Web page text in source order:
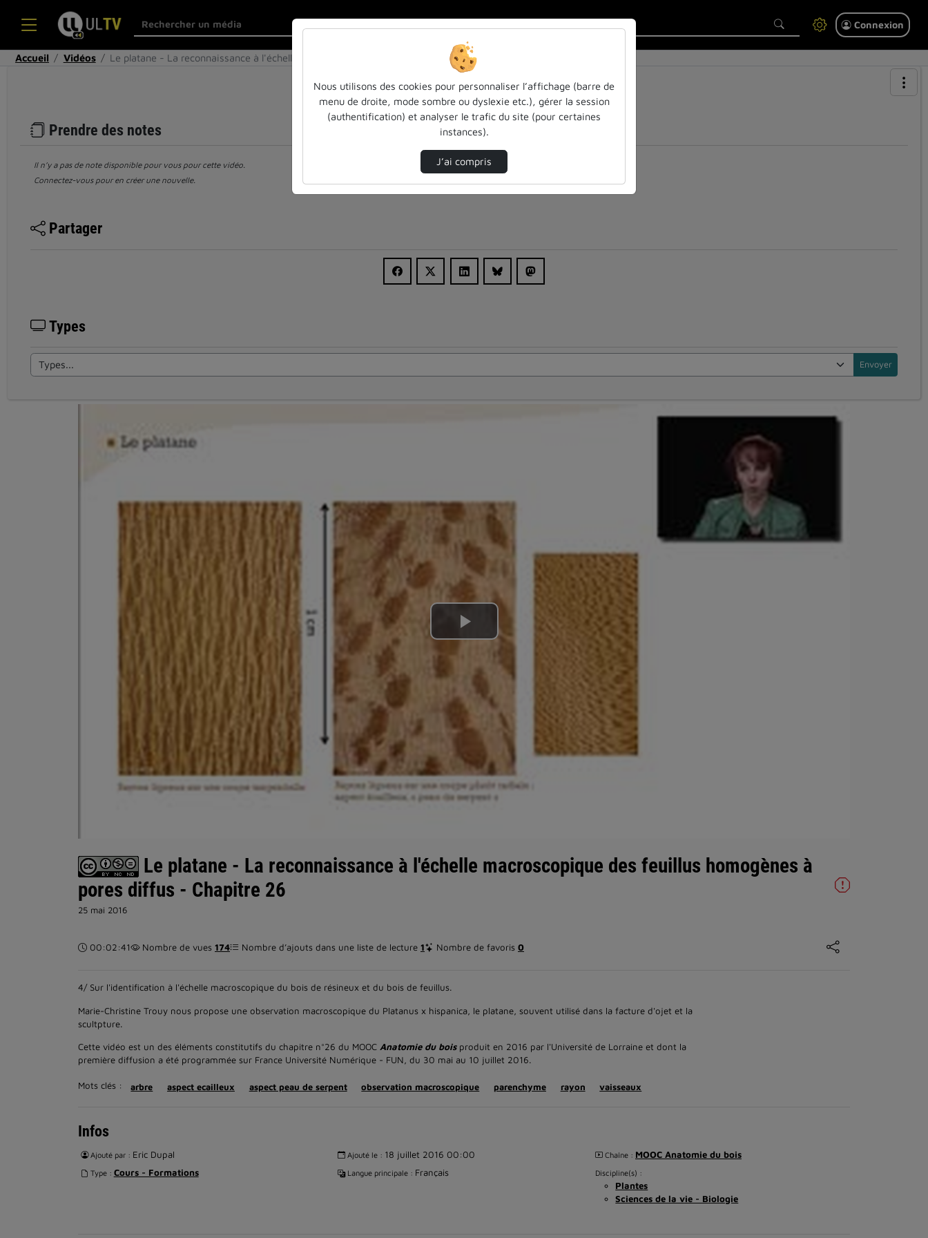
Connexion
Accueil Vidéos Le platane - La reconnaissance à l'échelle m…
Prendre des notes
Il n’y a pas de note disponible pour vous pour cette vidéo.
Connectez-vous pour en créer une nouvelle.
Partager
Types
Lire
la
vidéo
Le platane - La reconnaissance à l'échelle macroscopique des feuillus homogènes à
pores diffus - Chapitre 26
25 mai 2016
Durée :
00:02:41 Nombre de vues 174 Nombre d’ajouts dans une liste de lecture 1 Nombre de favoris 0
4/ Sur l'identification à l'échelle macroscopique du bois de résineux et du bois de feuillus.
Marie-Christine Trouy nous propose une observation macroscopique du Platanus x hispanica, le platane, souvent utilisé dans la facture d'ojet et la
scultpture.
Cette vidéo est un des éléments constitutifs du chapitre n°26 du MOOC Anatomie du boisproduit en 2016 par l'Université de Lorraine et dont la
première diffusion a été programmée sur France Université Numérique - FUN, du 30 mai au 10 juillet 2016.
Mots clés : arbre aspect ecailleux aspect peau de serpent observation macroscopique parenchyme rayon vaisseaux
Infos
Ajouté par : Eric Dupal Ajouté le : 18 juillet 2016 00:00 Chaîne : MOOC Anatomie du bois
Type : Cours - Formations Langue principale : Français Discipline(s) :
Plantes
Sciences de la vie - Biologie
Nous utilisons des cookies pour personnaliser l’affichage (barre de
menu de droite, mode sombre ou dyslexie etc.), gérer la session
(authentification) et analyser le trafic du site (pour certaines
instances).
J’ai compris